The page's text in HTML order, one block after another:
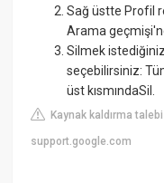
Sağ üstte Profil
Arama
Silmek
seçebilirsiniz:
üst kısmındaSil.
Kaynak kaldırma talebi
support.google.com